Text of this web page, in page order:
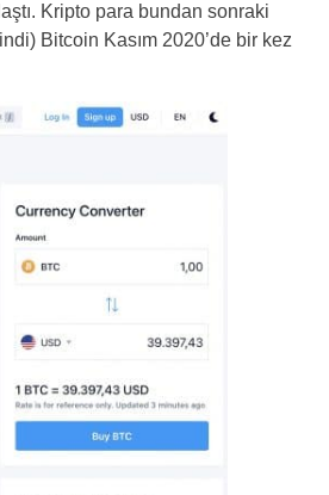
Kripto para bundan sonraki
Bitcoin Kasım 2020’de bir kez